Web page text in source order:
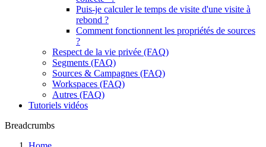
Puis-je calculer le temps de visite d'une visite à
rebond ?
Comment fonctionnent les propriétés de sources
?
Respect de la vie privée (FAQ)
Segments (FAQ)
Sources & Campagnes (FAQ)
Workspaces (FAQ)
Autres (FAQ)
Tutoriels vidéos
Breadcrumbs